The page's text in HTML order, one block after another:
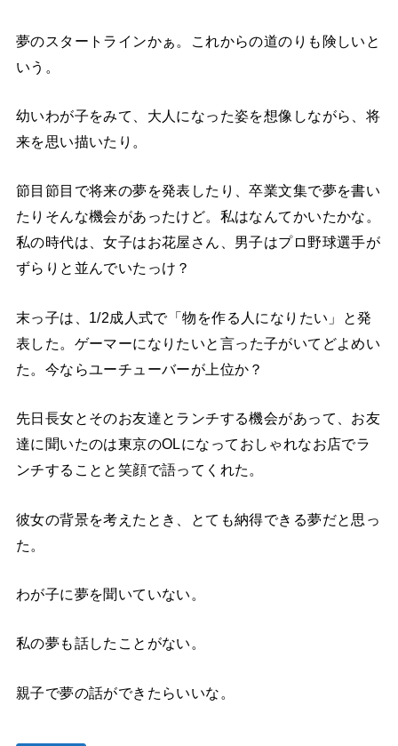
夢のスタートラインかぁ。これからの道のりも険しいと
いう。
幼いわが子をみて、大人になった姿を想像しながら、将
来を思い描いたり。
節目節目で将来の夢を発表したり、卒業文集で夢を書い
たりそんな機会があったけど。私はなんてかいたかな。
私の時代は、女子はお花屋さん、男子はプロ野球選手が
ずらりと並んでいたっけ？
末っ子は、1/2成人式で「物を作る人になりたい」と発
表した。 ゲーマーになりたいと言った子がいてどよめい
た。今ならユーチューバーが上位か？
先日長女とそのお友達とランチする機会があって、お友
達に聞いたのは東京のOLになっておしゃれなお店でラ
ンチすることと笑顔で語ってくれた。
彼女の背景を考えたとき、とても納得できる夢だと思っ
た。
わが子に夢を聞いていない。
私の夢も話したことがない。
親子で夢の話ができたらいいな。